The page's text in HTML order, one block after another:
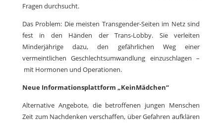
Fragen durchsucht.
Das Problem: Die meisten Transgender-Seiten im Netz sind
fest in den Händen der Trans-Lobby. Sie verleiten
Minderjährige dazu, den gefährlichen Weg einer
vermeintlichen Geschlechtsumwandlung einzuschlagen –
mit Hormonen und Operationen.
Neue Informationsplattform „KeinMädchen“
Alternative Angebote, die betroffenen jungen Menschen
Zeit zum Nachdenken verschaffen, über Gefahren aufklären